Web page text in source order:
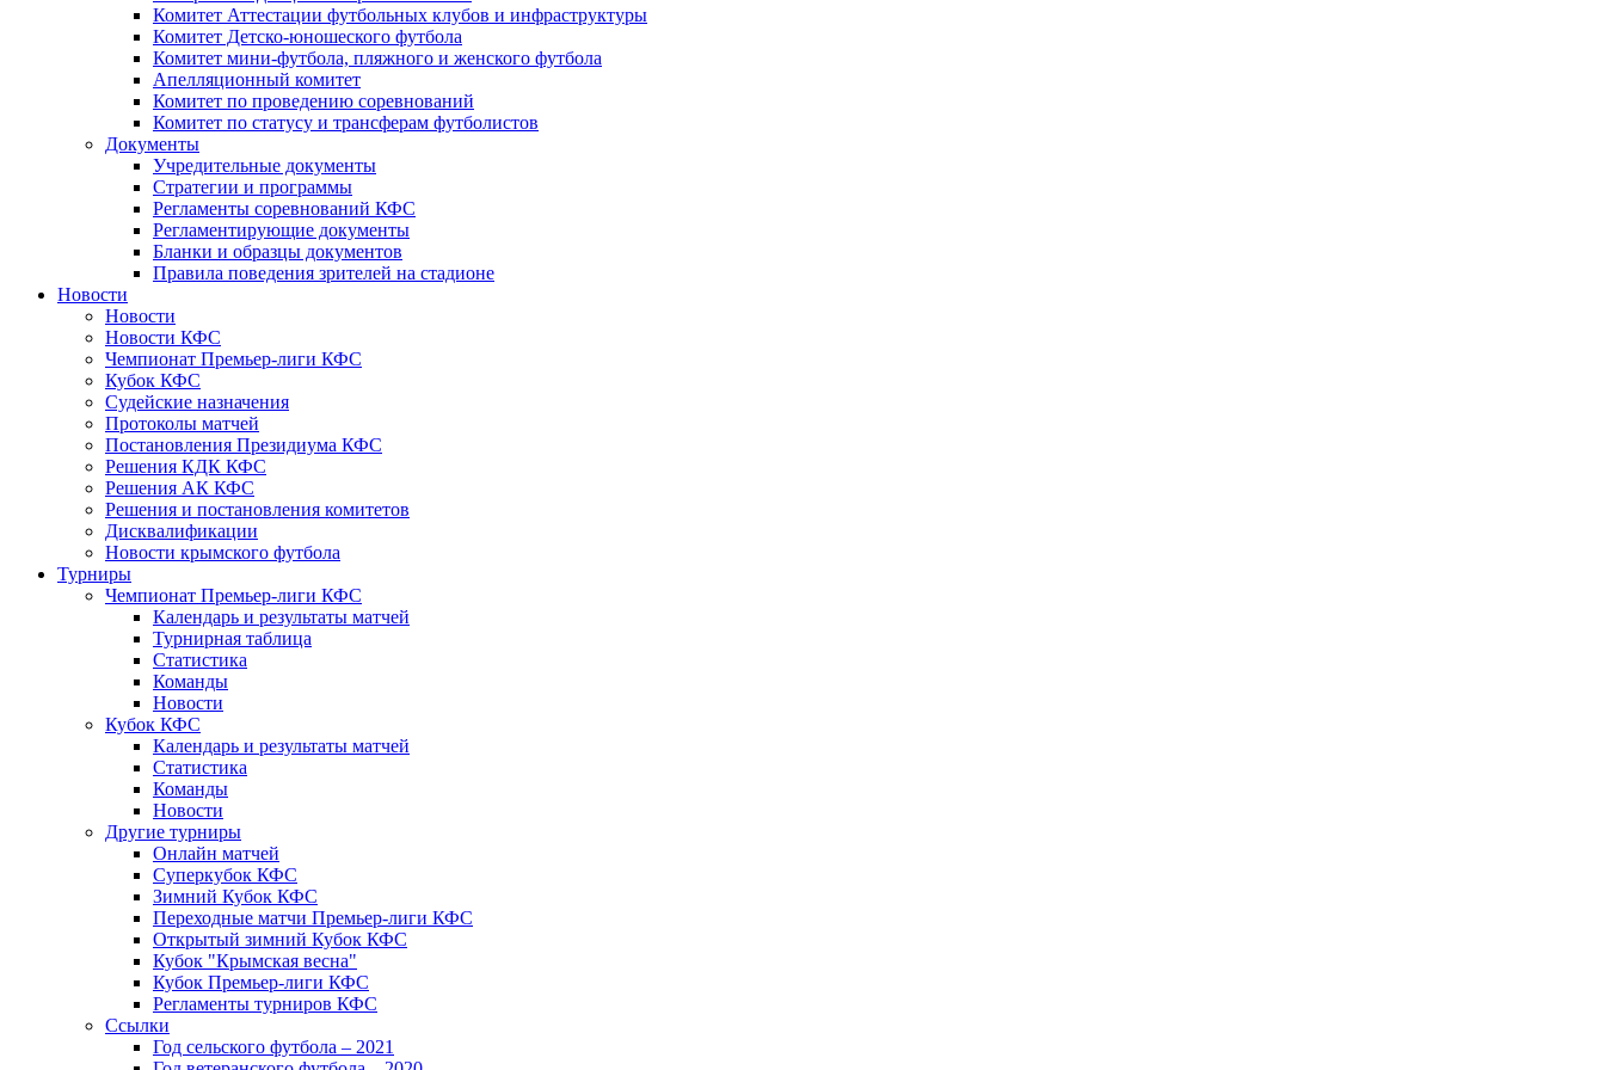
Комитет Аттестации футбольных клубов и инфраструктуры
Комитет Детско-юношеского футбола
Комитет мини-футбола, пляжного и женского футбола
Апелляционный комитет
Комитет по проведению соревнований
Комитет по статусу и трансферам футболистов
Документы
Учредительные документы
Стратегии и программы
Регламенты соревнований КФС
Регламентирующие документы
Бланки и образцы документов
Правила поведения зрителей на стадионе
Новости
Новости
Новости КФС
Чемпионат Премьер-лиги КФС
Кубок КФС
Судейские назначения
Протоколы матчей
Постановления Президиума КФС
Решения КДК КФС
Решения АК КФС
Решения и постановления комитетов
Дисквалификации
Новости крымского футбола
Турниры
Чемпионат Премьер-лиги КФС
Календарь и результаты матчей
Турнирная таблица
Статистика
Команды
Новости
Кубок КФС
Календарь и результаты матчей
Статистика
Команды
Новости
Другие турниры
Онлайн матчей
Суперкубок КФС
Зимний Кубок КФС
Переходные матчи Премьер-лиги КФС
Открытый зимний Кубок КФС
Кубок "Крымская весна"
Кубок Премьер-лиги КФС
Регламенты турниров КФС
Ссылки
Год сельского футбола – 2021